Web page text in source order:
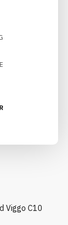
Viggo C10